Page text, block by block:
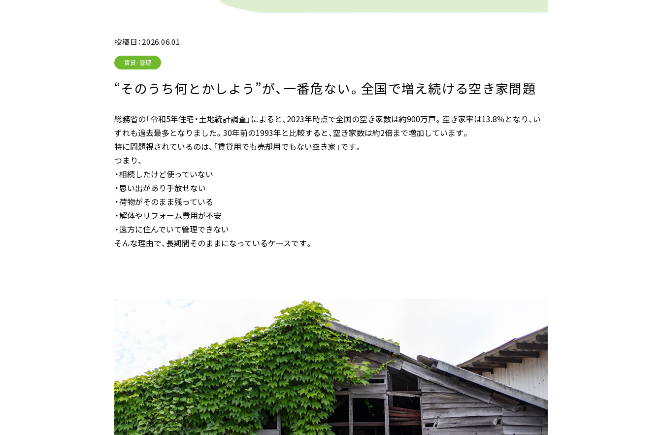
投稿日：2026.06.01
賃貸·管理
“そのうち何とかしよう”が、一番危ない。全国で増え続ける空き家問題
総務省の「令和5年住宅・土地統計調査」によると、2023年時点で全国の空き家数は約900万戸。空き家率は13.8％となり、い
ずれも過去最多となりました。30年前の1993年と比較すると、空き家数は約2倍まで増加しています。
特に問題視されているのは、「賃貸用でも売却用でもない空き家」です。
つまり、
・相続したけど使っていない
・思い出があり手放せない
・荷物がそのまま残っている
・解体やリフォーム費用が不安
・遠方に住んでいて管理できない
そんな理由で、長期間そのままになっているケースです。